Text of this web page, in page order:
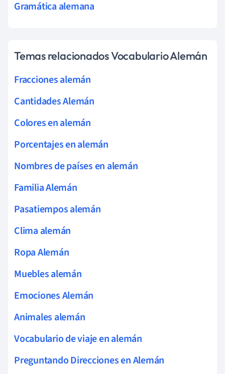
Gramática alemana
Temas relacionados Vocabulario Alemán
Fracciones alemán
Cantidades Alemán
Colores en alemán
Porcentajes en alemán
Nombres de países en alemán
Familia Alemán
Pasatiempos alemán
Clima alemán
Ropa Alemán
Muebles alemán
Emociones Alemán
Animales alemán
Vocabulario de viaje en alemán
Preguntando Direcciones en Alemán